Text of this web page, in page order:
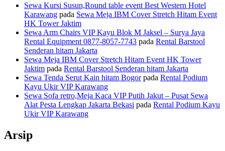
Sewa Kursi Susun,Round table event Best Western Hotel
Karawang pada Sewa Meja IBM Cover Stretch Hitam Event
HK Tower Jaktim
Sewa Arm Chairs VIP Kayu Blok M Jaksel – Surya Jaya
Rental Equipment 0877-8057-7743 pada Rental Barstool
Senderan hitam Jakarta
Sewa Meja IBM Cover Stretch Hitam Event HK Tower
Jaktim pada Rental Barstool Senderan hitam Jakarta
Sewa Tenda Serut Kain hitam Bogorpada Rental Podium
Kayu Ukir VIP Karawang
Sewa Sofa retro,Meja Kaca VIP Putih Jakut – Pusat Sewa
Alat Pesta Lengkap Jakarta Bekasi pada Rental Podium Kayu
Ukir VIP Karawang
Arsip